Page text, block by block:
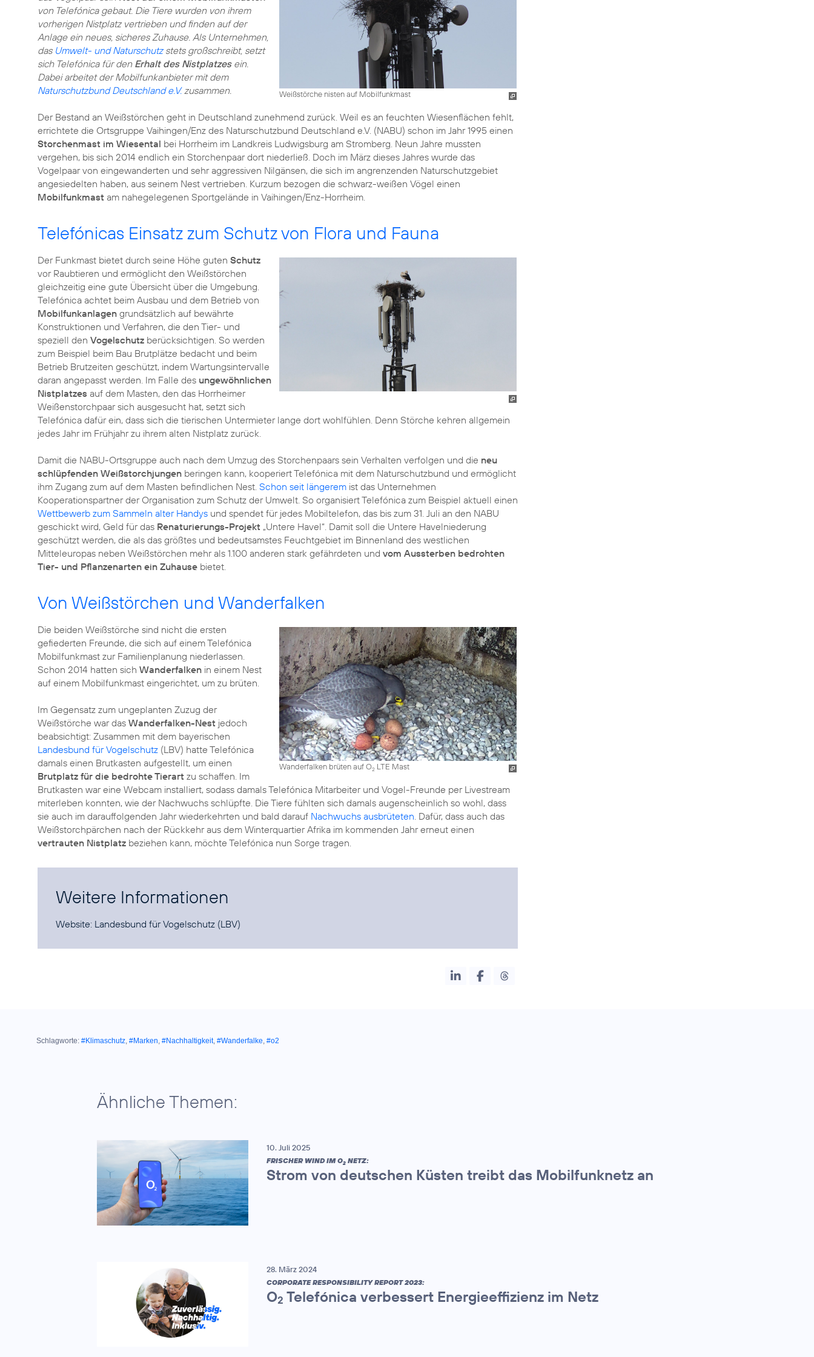
Weißstörche nisten auf Mobilfunkmast
von Telefónica gebaut. Die Tiere wurden von ihrem
vorherigen Nistplatz vertrieben und finden auf der
Anlage ein neues, sicheres Zuhause. Als Unternehmen,
das Umwelt- und Naturschutzstets großschreibt, setzt
sich Telefónica für den Erhalt des Nistplatzesein.
Dabei arbeitet der Mobilfunkanbieter mit dem
Naturschutzbund Deutschland e.V.zusammen.
Der Bestand an Weißstörchen geht in Deutschland zunehmend zurück. Weil es an feuchten Wiesenflächen fehlt,
errichtete die Ortsgruppe Vaihingen/Enz des Naturschutzbund Deutschland e.V. (NABU) schon im Jahr 1995 einen
Storchenmast im Wiesental bei Horrheim im Landkreis Ludwigsburg am Stromberg. Neun Jahre mussten
vergehen, bis sich 2014 endlich ein Storchenpaar dort niederließ. Doch im März dieses Jahres wurde das
Vogelpaar von eingewanderten und sehr aggressiven Nilgänsen, die sich im angrenzenden Naturschutzgebiet
angesiedelten haben, aus seinem Nest vertrieben. Kurzum bezogen die schwarz-weißen Vögel einen
Mobilfunkmast am nahegelegenen Sportgelände in Vaihingen/Enz-Horrheim.
Telefónicas Einsatz zum Schutz von Flora und Fauna
Der Funkmast bietet durch seine Höhe guten Schutz
vor Raubtieren und ermöglicht den Weißstörchen
gleichzeitig eine gute Übersicht über die Umgebung.
Telefónica achtet beim Ausbau und dem Betrieb von
Mobilfunkanlagen grundsätzlich auf bewährte
Konstruktionen und Verfahren, die den Tier- und
speziell den Vogelschutz berücksichtigen. So werden
zum Beispiel beim Bau Brutplätze bedacht und beim
Betrieb Brutzeiten geschützt, indem Wartungsintervalle
daran angepasst werden. Im Falle des ungewöhnlichen
Nistplatzes auf dem Masten, den das Horrheimer
Weißenstorchpaar sich ausgesucht hat, setzt sich
Telefónica dafür ein, dass sich die tierischen Untermieter lange dort wohlfühlen. Denn Störche kehren allgemein
jedes Jahr im Frühjahr zu ihrem alten Nistplatz zurück.
Damit die NABU-Ortsgruppe auch nach dem Umzug des Storchenpaars sein Verhalten verfolgen und die neu
schlüpfenden Weißstorchjungen beringen kann, kooperiert Telefónica mit dem Naturschutzbund und ermöglicht
ihm Zugang zum auf dem Masten befindlichen Nest. Schon seit längerem ist das Unternehmen
Kooperationspartner der Organisation zum Schutz der Umwelt. So organisiert Telefónica zum Beispiel aktuell einen
Wettbewerb zum Sammeln alter Handys und spendet für jedes Mobiltelefon, das bis zum 31. Juli an den NABU
geschickt wird, Geld für das Renaturierungs-Projekt „Untere Havel“. Damit soll die Untere Havelniederung
geschützt werden, die als das größtes und bedeutsamstes Feuchtgebiet im Binnenland des westlichen
Mitteleuropas neben Weißstörchen mehr als 1.100 anderen stark gefährdeten und vom Aussterben bedrohten
Tier- und Pflanzenarten ein Zuhause bietet.
Von Weißstörchen und Wanderfalken
Wanderfalken brüten auf O2LTE Mast
Die beiden Weißstörche sind nicht die ersten
gefiederten Freunde, die sich auf einem Telefónica
Mobilfunkmast zur Familienplanung niederlassen.
Schon 2014 hatten sich Wanderfalken in einem Nest
auf einem Mobilfunkmast eingerichtet, um zu brüten.
Im Gegensatz zum ungeplanten Zuzug der
Weißstörche war das Wanderfalken-Nest jedoch
beabsichtigt: Zusammen mit dem bayerischen
Landesbund für Vogelschutz (LBV) hatte Telefónica
damals einen Brutkasten aufgestellt, um einen
Brutplatz für die bedrohte Tierart zu schaffen. Im
Brutkasten war eine Webcam installiert, sodass damals Telefónica Mitarbeiter und Vogel-Freunde per Livestream
miterleben konnten, wie der Nachwuchs schlüpfte. Die Tiere fühlten sich damals augenscheinlich so wohl, dass
sie auch im darauffolgenden Jahr wiederkehrten und bald darauf Nachwuchs ausbrüteten. Dafür, dass auch das
Weißstorchpärchen nach der Rückkehr aus dem Winterquartier Afrika im kommenden Jahr erneut einen
vertrauten Nistplatz beziehen kann, möchte Telefónica nun Sorge tragen.
Weitere Informationen
Website: Landesbund für Vogelschutz (LBV)
Schlagworte: #Klimaschutz, #Marken, #Nachhaltigkeit, #Wanderfalke, #o2
Ähnliche Themen:
10. Juli 2025
FRISCHER WIND IM O2 NETZ:
Strom von deutschen Küsten treibt das Mobilfunknetz an
28. März 2024
CORPORATE RESPONSIBILITY REPORT 2023:
O2 Telefónica verbessert Energieeffizienz im Netz